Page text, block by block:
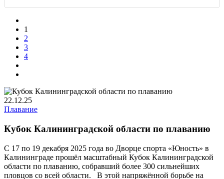
1
2
3
4
22.12.25
Плавание
Кубок Калининградской области по плаванию
С 17 по 19 декабря 2025 года во Дворце спорта «Юность» в
Калининграде прошёл масштабный Кубок Калининградской
области по плаванию, собравший более 300 сильнейших
пловцов со всей области. В этой напряжённой борьбе на